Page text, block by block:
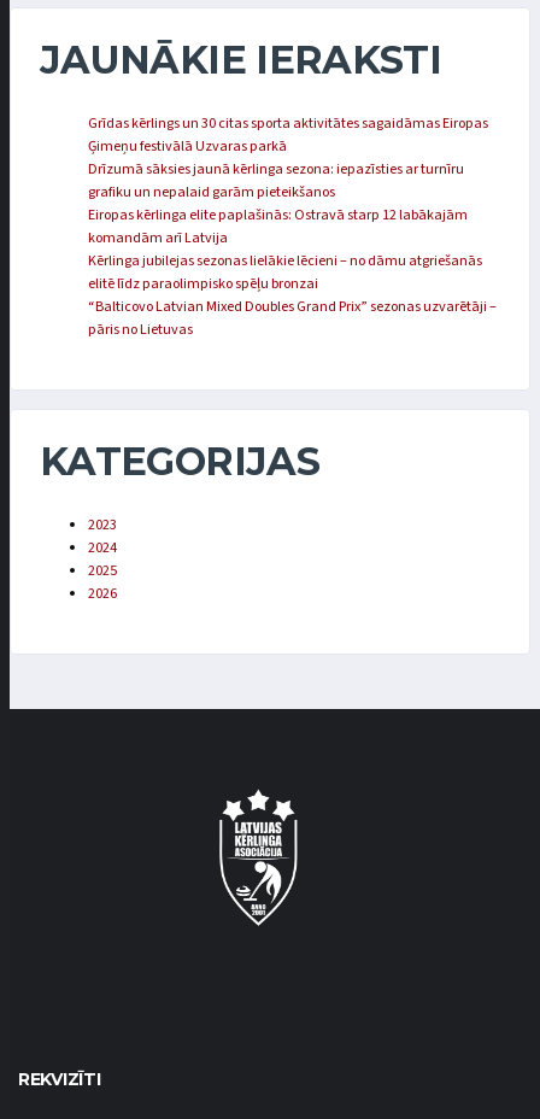
JAUNĀKIE IERAKSTI
Grīdas kērlings un 30 citas sporta aktivitātes sagaidāmas Eiropas
Ģimeņu festivālā Uzvaras parkā
Drīzumā sāksies jaunā kērlinga sezona: iepazīsties ar turnīru
grafiku un nepalaid garām pieteikšanos
Eiropas kērlinga elite paplašinās: Ostravā starp 12 labākajām
komandām arī Latvija
Kērlinga jubilejas sezonas lielākie lēcieni – no dāmu atgriešanās
elitē līdz paraolimpisko spēļu bronzai
“Balticovo Latvian Mixed Doubles Grand Prix” sezonas uzvarētāji –
pāris no Lietuvas
KATEGORIJAS
2023
2024
2025
2026
REKVIZĪTI